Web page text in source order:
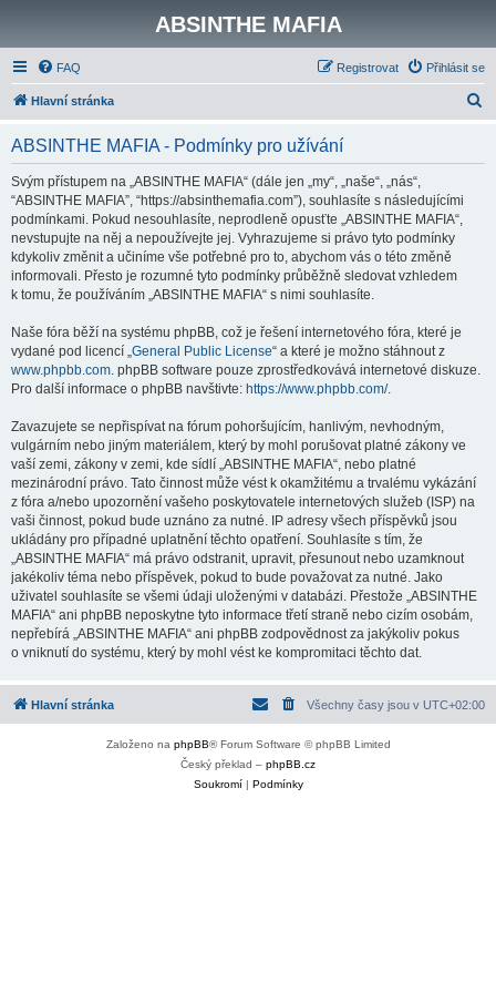
ABSINTHE MAFIA
FAQ Přihlásit se
Registrovat
Hlavní stránka
ABSINTHE MAFIA - Podmínky pro užívání
Svým přístupem na „ABSINTHE MAFIA“ (dále jen „my“, „naše“, „nás“,
“ABSINTHE MAFIA”, “https://absinthemafia.com”), souhlasíte s následujícími
podmínkami. Pokud nesouhlasíte, neprodleně opusťte „ABSINTHE MAFIA“,
nevstupujte na něj a nepoužívejte jej. Vyhrazujeme si právo tyto podmínky
kdykoliv změnit a učiníme vše potřebné pro to, abychom vás o této změně
informovali. Přesto je rozumné tyto podmínky průběžně sledovat vzhledem
k tomu, že používáním „ABSINTHE MAFIA“ s nimi souhlasíte.
Naše fóra běží na systému phpBB, což je řešení internetového fóra, které je
vydané pod licencí „General Public License“ a které je možno stáhnout z
www.phpbb.com. phpBB software pouze zprostředkovává internetové diskuze.
Pro další informace o phpBB navštivte: https://www.phpbb.com/.
Zavazujete se nepřispívat na fórum pohoršujícím, hanlivým, nevhodným,
vulgárním nebo jiným materiálem, který by mohl porušovat platné zákony ve
vaší zemi, zákony v zemi, kde sídlí „ABSINTHE MAFIA“, nebo platné
mezinárodní právo. Tato činnost může vést k okamžitému a trvalému vykázání
z fóra a/nebo upozornění vašeho poskytovatele internetových služeb (ISP) na
vaši činnost, pokud bude uznáno za nutné. IP adresy všech příspěvků jsou
ukládány pro případné uplatnění těchto opatření. Souhlasíte s tím, že
„ABSINTHE MAFIA“ má právo odstranit, upravit, přesunout nebo uzamknout
jakékoliv téma nebo příspěvek, pokud to bude považovat za nutné. Jako
uživatel souhlasíte se všemi údaji uloženými v databázi. Přestože „ABSINTHE
MAFIA“ ani phpBB neposkytne tyto informace třetí straně nebo cizím osobám,
nepřebírá „ABSINTHE MAFIA“ ani phpBB zodpovědnost za jakýkoliv pokus
o vniknutí do systému, který by mohl vést ke kompromitaci těchto dat.
Hlavní stránka Všechny časy jsou v UTC+02:00
Založeno na phpBB® Forum Software © phpBB Limited
Český překlad – phpBB.cz
Soukromí| Podmínky